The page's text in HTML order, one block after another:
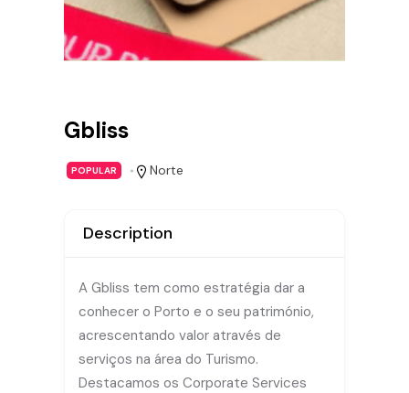
Gbliss
POPULAR Norte
Description
A Gbliss tem como estratégia dar a
conhecer o Porto e o seu património,
acrescentando valor através de
serviços na área do Turismo.
Destacamos os Corporate Services